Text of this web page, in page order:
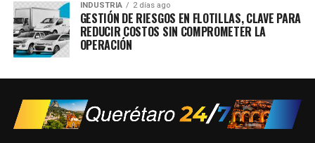
INDUSTRIA 2 días ago
GESTIÓN DE RIESGOS EN FLOTILLAS, CLAVE PARA
REDUCIR COSTOS SIN COMPROMETER LA
OPERACIÓN